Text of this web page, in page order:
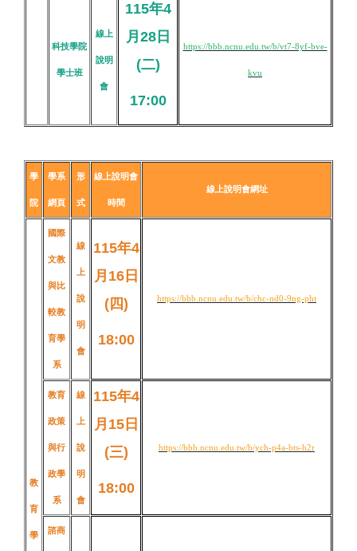
科技學院
學士班
線上
說明
會
115年4
月28日
(二)
17:00
https://bbb.ncnu.edu.tw/b/vt7-8yf-bve-
kvu
學
院
學系
網頁
形
式
線上說明會
時間
線上說明會網址
教
育
學
國際
文教
與比
較教
育學
系
線
上
說
明
會
115年4
月16日
(四)
18:00
https://bbb.ncnu.edu.tw/b/chc-nd0-9ng-pht
教育
政策
與行
政學
系
線
上
說
明
會
115年4
月15日
(三)
18:00
https://bbb.ncnu.edu.tw/b/ych-p4a-bts-h2r
諮商